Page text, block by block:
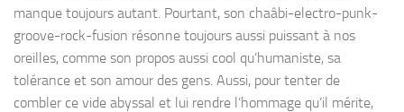
manque toujours autant. Pourtant, son chaâbi-electro-punk-
groove-rock-fusion résonne toujours aussi puissant à nos
oreilles, comme son propos aussi cool qu’humaniste, sa
tolérance et son amour des gens. Aussi, pour tenter de
combler ce vide abyssal et lui rendre l’hommage qu’il mérite,